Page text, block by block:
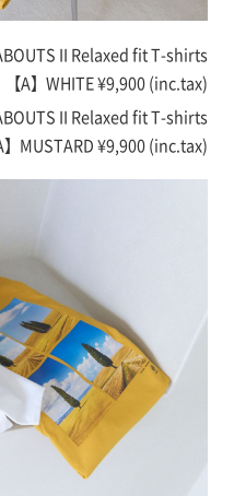
II Relaxed fit T-shirts
【A】WHITE¥9,900 (inc.tax)
II Relaxed fit T-shirts
】MUSTARD¥9,900 (inc.tax)